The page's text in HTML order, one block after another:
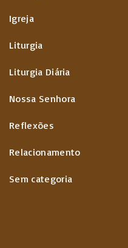
Igreja
Liturgia
Liturgia Diária
Nossa Senhora
Reflexões
Relacionamento
Sem categoria